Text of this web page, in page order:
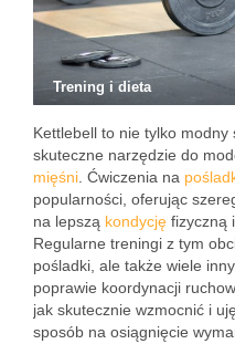
Trening i dieta
Kettlebell to nie tylko modny
skuteczne narzędzie do
mięśni . Ćwiczenia na
popularności, oferując
na lepszą kondycję fizyczną
Regularne treningi z tym
pośladki, ale także wiele
poprawie koordynacji
jak skutecznie wzmocnić i
sposób na osiągnięcie